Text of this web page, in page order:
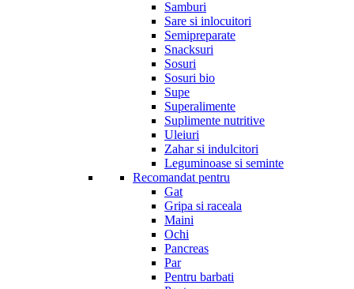
Samburi
Sare si inlocuitori
Semipreparate
Snacksuri
Sosuri
Sosuri bio
Supe
Superalimente
Suplimente nutritive
Uleiuri
Zahar si indulcitori
Leguminoase si seminte
Recomandat pentru
Gat
Gripa si raceala
Maini
Ochi
Pancreas
Par
Pentru barbati